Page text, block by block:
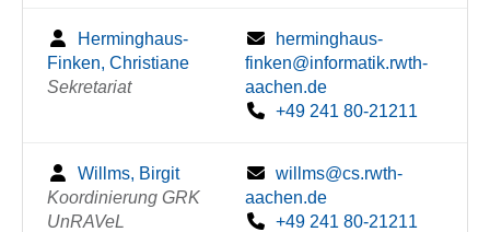
Herminghaus-
Finken, Christiane
Sekretariat
herminghaus-
finken@informatik.rwth-
aachen.de
+49 241 80-21211
Willms, Birgit
Koordinierung GRK
UnRAVeL
willms@cs.rwth-
aachen.de
+49 241 80-21211